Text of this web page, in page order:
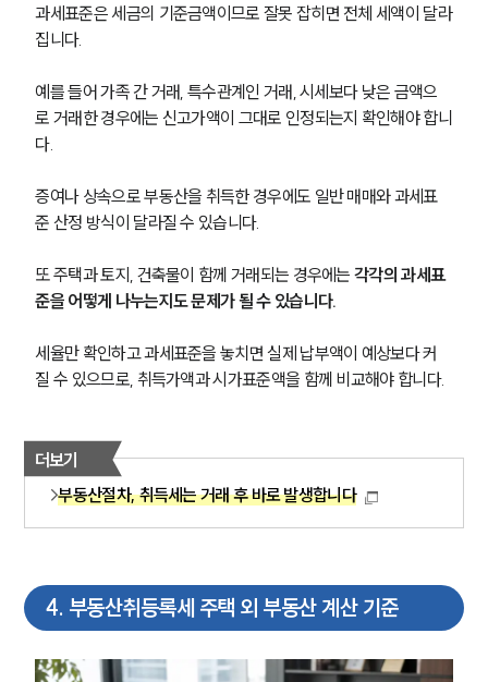
팀소개
팀소개
글로벌 파트너 로펌
통합검색
AI대륜
업무사례
주요 업무사례
사례분석/최신동향
법률정보
과세표준은 세금의 기준금액이므로 잘못 잡히면 전체 세액이 달라
집니다.
예를 들어 가족 간 거래, 특수관계인 거래, 시세보다 낮은 금액으
로 거래한 경우에는 신고가액이 그대로 인정되는지 확인해야 합니
다.
증여나 상속으로 부동산을 취득한 경우에도 일반 매매와 과세표
준 산정 방식이 달라질 수 있습니다.
또 주택과 토지, 건축물이 함께 거래되는 경우에는 각각의 과세표
준을 어떻게 나누는지도 문제가 될 수 있습니다.
세율만 확인하고 과세표준을 놓치면 실제 납부액이 예상보다 커
질 수 있으므로, 취득가액과 시가표준액을 함께 비교해야 합니다.
더보기
부동산절차, 취득세는 거래 후 바로 발생합니다
4. 부동산취등록세 주택 외 부동산 계산 기준